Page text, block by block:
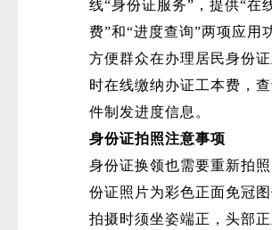
线“身份证服务”，提供“在
费”和“进度查询”两项应用
方便群众在办理居民身份
时在线缴纳办证工本费，
件制发进度信息。
身份证拍照注意事项
身份证换领也需要重新拍
份证照片为彩色正面免冠图
拍摄时须坐姿端正，头部正